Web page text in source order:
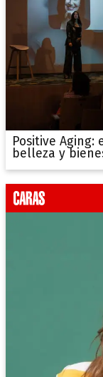
Positive Aging:
belleza y